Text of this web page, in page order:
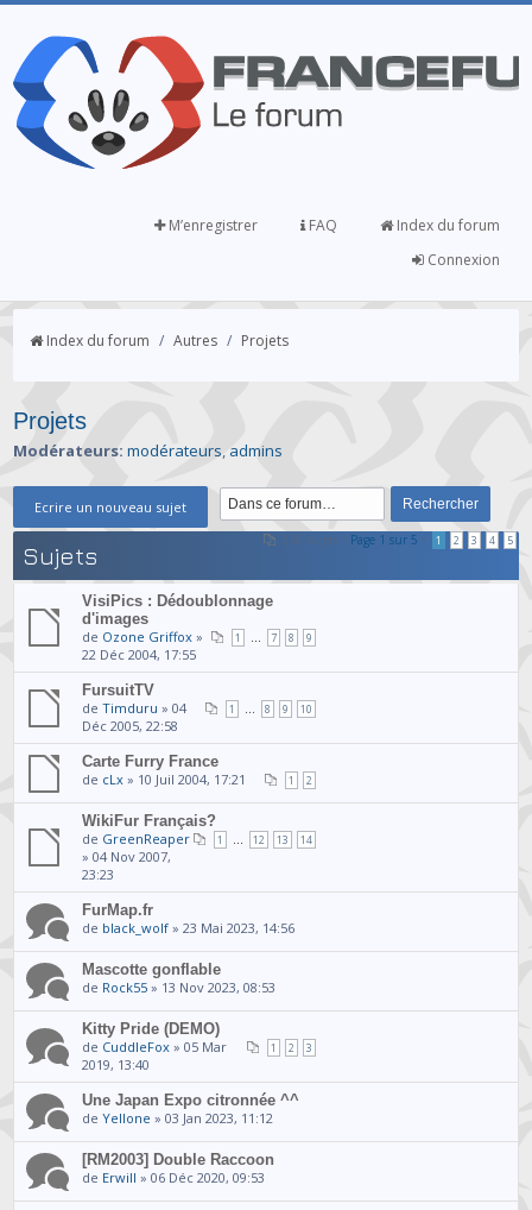
Index du forum
FAQ
M’enregistrer
Connexion
Index du forum / Autres / Projets
Projets
Modérateurs: modérateurs, admins
Ecrire un nouveau sujet
236 sujets • Page 1 sur 5 • 1 2 3 4 5
Sujets
VisiPics : Dédoublonnage
d'images
1 7 8 9
de Ozone Griffox »
22 Déc 2004, 17:55
FursuitTV
1 8 9 10
deTimduru » 04
Déc 2005, 22:58
Carte Furry France
1 2
de cLx » 10 Juil 2004, 17:21
WikiFur Français?
1 12 13 14
de GreenReaper
» 04 Nov 2007,
23:23
FurMap.fr
de black_wolf » 23 Mai 2023, 14:56
Mascotte gonflable
de Rock55 » 13 Nov 2023, 08:53
Kitty Pride (DEMO)
1 2 3
de CuddleFox » 05 Mar
2019, 13:40
Une Japan Expo citronnée ^^
deYellone » 03 Jan 2023, 11:12
[RM2003] Double Raccoon
de Erwill » 06 Déc 2020, 09:53